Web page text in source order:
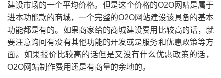
建设市场的一个平均价格。但是这个价格的O2O网站是属于
进本功能款的商城，一个完整的O2O网站建设该具备的基本
功能都是有的。如果商家给的商城建设费用比较高的话，就
要注意询问有没有其他功能的开发或是服务和优惠政策等方
面。如果报价比较高的话但是又没有什么优惠政策的话，
O2O网站制作费用还是有商量的余地的。